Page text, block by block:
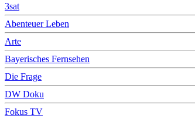
3sat
Abenteuer Leben
Arte
Bayerisches Fernsehen
Die Frage
DW Doku
Fokus TV